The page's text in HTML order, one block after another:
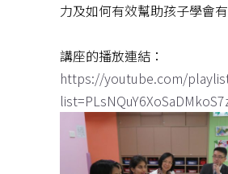
力及如何有效幫助孩子學會
講座的播放連結：
https://youtube.com/